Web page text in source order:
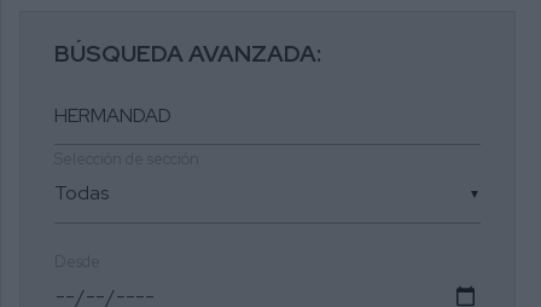
BÚSQUEDA AVANZADA:
▼